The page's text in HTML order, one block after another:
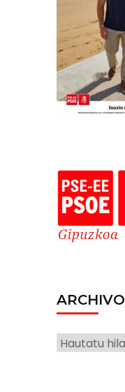
ARCHIVO
ARCHIVO